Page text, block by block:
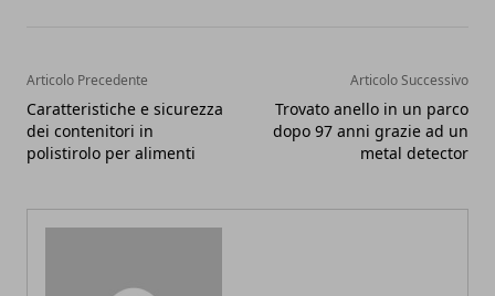
Articolo Precedente
Caratteristiche e sicurezza
dei contenitori in
polistirolo per alimenti
Articolo Successivo
Trovato anello in un parco
dopo 97 anni grazie ad un
metal detector